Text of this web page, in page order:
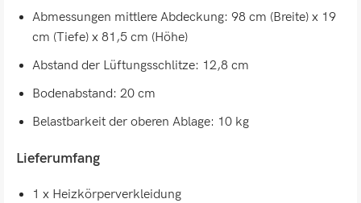
Abmessungen mittlere Abdeckung: 98 cm (Breite) x 19
cm (Tiefe) x 81,5 cm (Höhe)
Abstand der Lüftungsschlitze: 12,8 cm
Bodenabstand: 20 cm
Belastbarkeit der oberen Ablage: 10 kg
Lieferumfang
1 x Heizkörperverkleidung